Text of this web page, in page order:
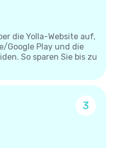
die Yolla-Website auf,
Google Play und die
So sparen Sie bis zu
3